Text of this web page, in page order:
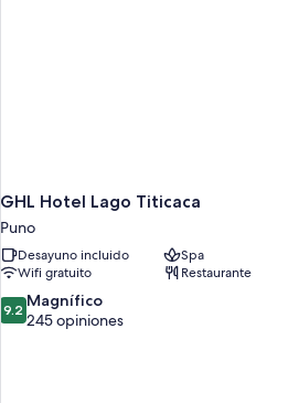
GHL Hotel Lago Titicaca
Puno
Desayuno incluido
Spa
Wifi gratuito
Restaurante
9.2
de
9.2 Magnífico
245 opiniones